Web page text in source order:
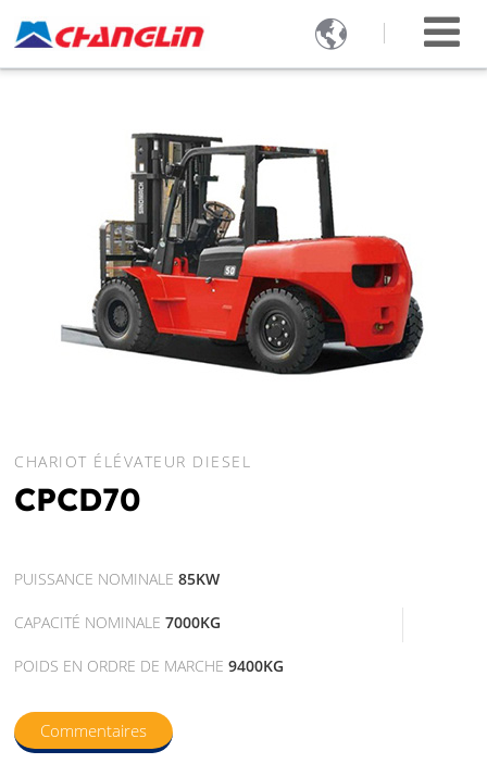

CHARIOT ÉLÉVATEUR DIESEL
CPCD70
PUISSANCE NOMINALE85KW
CAPACITÉ NOMINALE7000KG
POIDS EN ORDRE DE MARCHE9400KG
Commentaires